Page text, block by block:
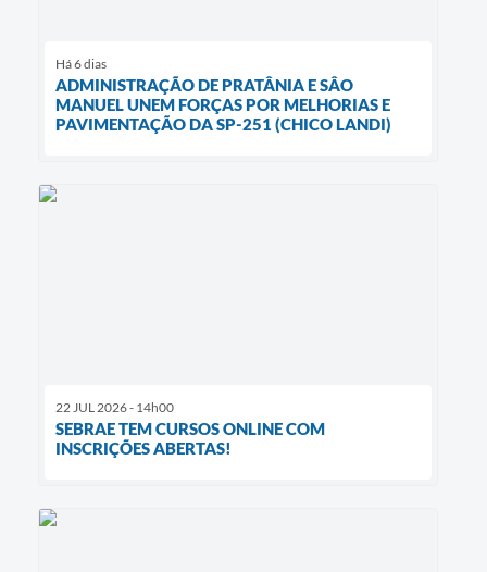
Há 6 dias
ADMINISTRAÇÃO DE PRATÂNIA E SÂO
MANUEL UNEM FORÇAS POR MELHORIAS E
PAVIMENTAÇÃO DA SP-251 (CHICO LANDI)
22 JUL 2026 - 14h00
SEBRAE TEM CURSOS ONLINE COM
INSCRIÇÕES ABERTAS!